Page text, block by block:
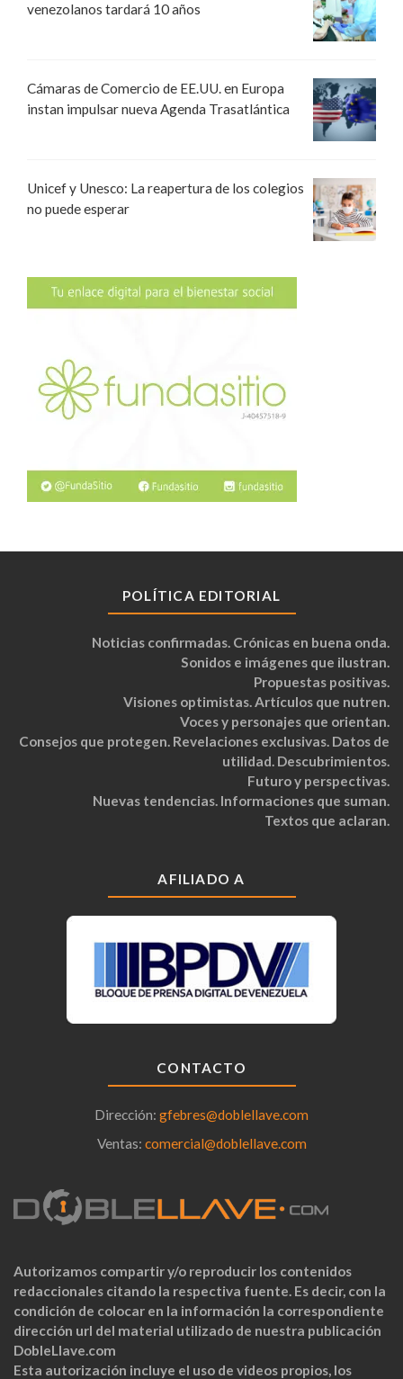
venezolanos tardará 10 años
Cámaras de Comercio de EE.UU. en Europa
instan impulsar nueva Agenda Trasatlántica
Unicef y Unesco: La reapertura de los colegios
no puede esperar
POLÍTICA EDITORIAL
Noticias confirmadas. Crónicas en buena onda.
Sonidos e imágenes que ilustran.
Propuestas positivas.
Visiones optimistas. Artículos que nutren.
Voces y personajes que orientan.
Consejos que protegen. Revelaciones exclusivas. Datos de
utilidad. Descubrimientos.
Futuro y perspectivas.
Nuevas tendencias. Informaciones que suman.
Textos que aclaran.
AFILIADO A
CONTACTO
Dirección: gfebres@doblellave.com
Ventas: comercial@doblellave.com
Autorizamos compartir y/o reproducir los contenidos
redaccionales citando la respectiva fuente. Es decir, con la
condición de colocar en la información la correspondiente
dirección url del material utilizado de nuestra publicación
DobleLlave.com
Esta autorización incluye el uso de videos propios, los